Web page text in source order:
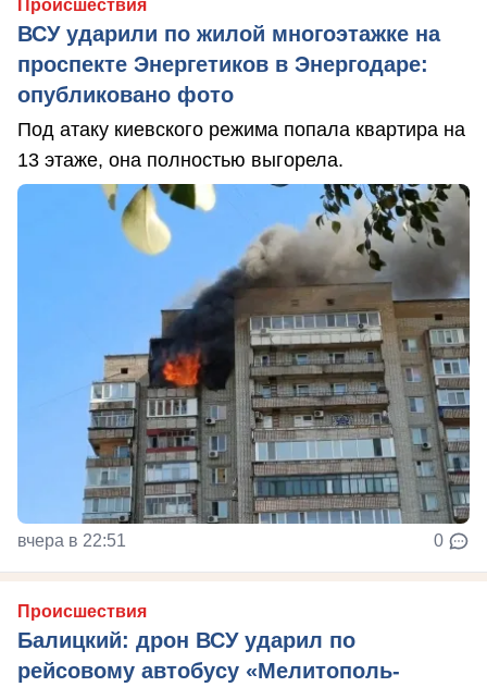
Происшествия
ВСУ ударили по жилой многоэтажке на
проспекте Энергетиков в Энергодаре:
опубликовано фото
Под атаку киевского режима попала квартира на
13 этаже, она полностью выгорела.
вчера в 22:51 0
Происшествия
Балицкий: дрон ВСУ ударил по
рейсовому автобусу «Мелитополь-